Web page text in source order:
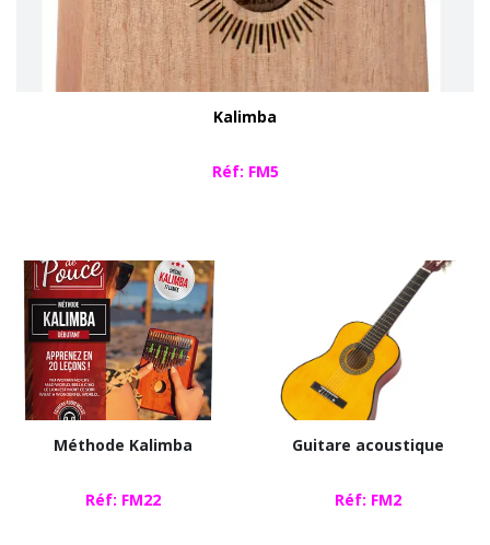
Kalimba
​​​Réf: FM5
Méthode Kalimba
Réf: FM22
Guitare acoustique
Réf: FM2